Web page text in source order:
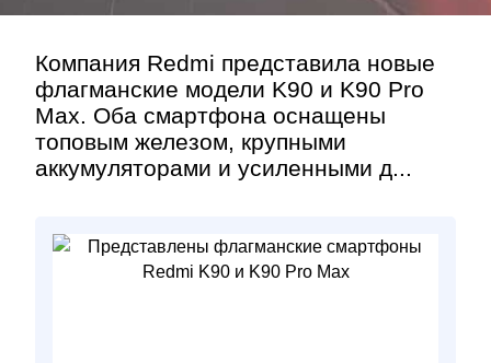
Компания Redmi представила новые
флагманские модели K90 и K90 Pro
Max. Оба смартфона оснащены
топовым железом, крупными
аккумуляторами и усиленными д...
Контакт»